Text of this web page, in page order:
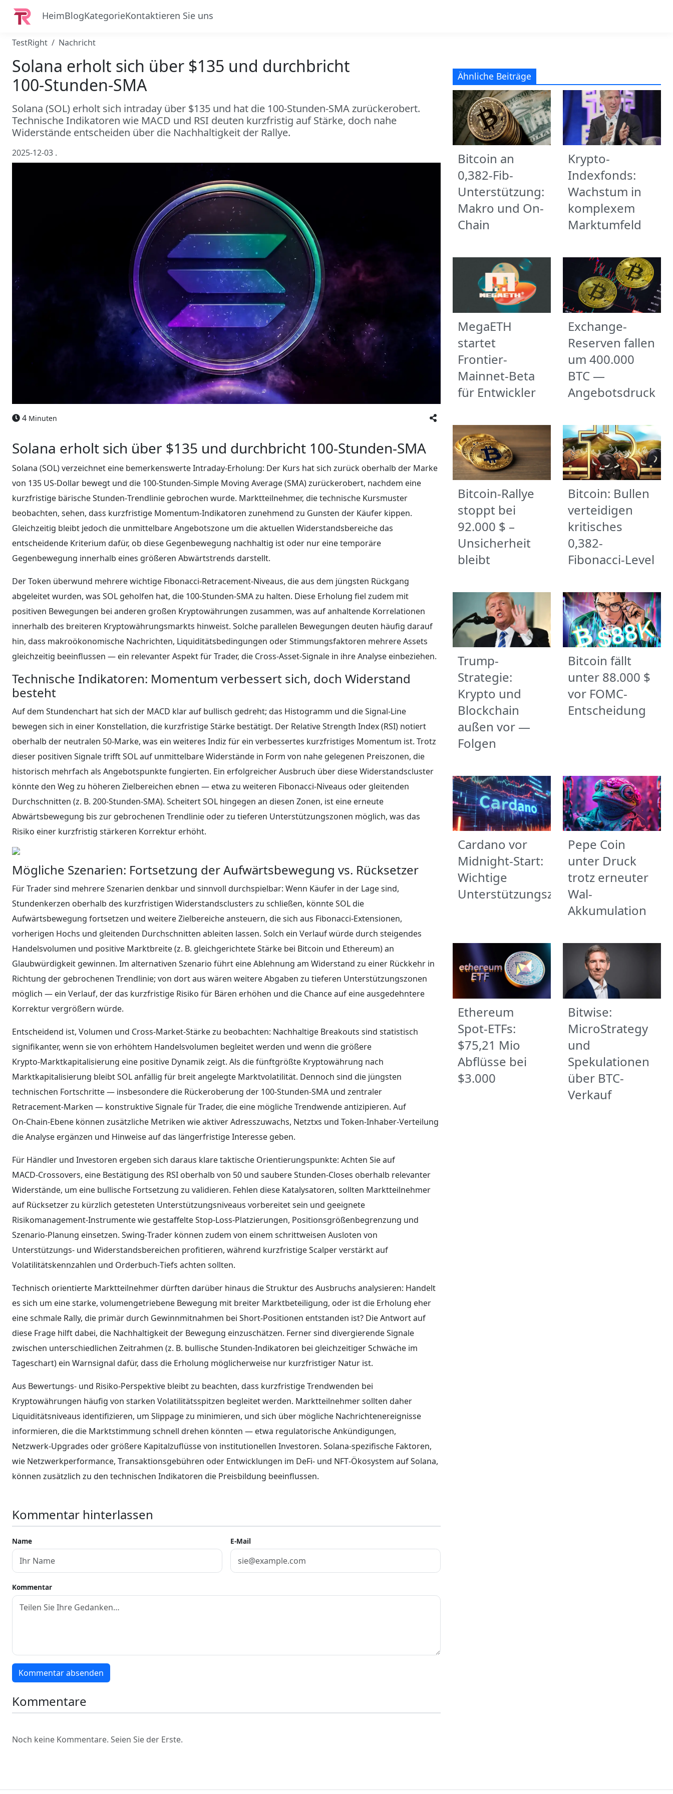
HeimBlogKategorieKontaktieren Sie uns
TestRight Nachricht
Solana erholt sich über $135 und durchbricht
100‑Stunden‑SMA
Solana (SOL) erholt sich intraday über $135 und hat die 100‑Stunden‑SMA zurückerobert.
Technische Indikatoren wie MACD und RSI deuten kurzfristig auf Stärke, doch nahe
Widerstände entscheiden über die Nachhaltigkeit der Rallye.
2025-12-03 .
4 Minuten
Solana erholt sich über $135 und durchbricht 100‑Stunden‑SMA
Solana (SOL) verzeichnet eine bemerkenswerte Intraday-Erholung: Der Kurs hat sich zurück oberhalb der Marke
von 135 US-Dollar bewegt und die 100‑Stunden‑Simple Moving Average (SMA) zurückerobert, nachdem eine
kurzfristige bärische Stunden‑Trendlinie gebrochen wurde. Marktteilnehmer, die technische Kursmuster
beobachten, sehen, dass kurzfristige Momentum‑Indikatoren zunehmend zu Gunsten der Käufer kippen.
Gleichzeitig bleibt jedoch die unmittelbare Angebotszone um die aktuellen Widerstandsbereiche das
entscheidende Kriterium dafür, ob diese Gegenbewegung nachhaltig ist oder nur eine temporäre
Gegenbewegung innerhalb eines größeren Abwärtstrends darstellt.
Der Token überwund mehrere wichtige Fibonacci‑Retracement‑Niveaus, die aus dem jüngsten Rückgang
abgeleitet wurden, was SOL geholfen hat, die 100‑Stunden‑SMA zu halten. Diese Erholung fiel zudem mit
positiven Bewegungen bei anderen großen Kryptowährungen zusammen, was auf anhaltende Korrelationen
innerhalb des breiteren Kryptowährungsmarkts hinweist. Solche parallelen Bewegungen deuten häufig darauf
hin, dass makroökonomische Nachrichten, Liquiditätsbedingungen oder Stimmungsfaktoren mehrere Assets
gleichzeitig beeinflussen — ein relevanter Aspekt für Trader, die Cross‑Asset‑Signale in ihre Analyse einbeziehen.
Technische Indikatoren: Momentum verbessert sich, doch Widerstand
besteht
Auf dem Stundenchart hat sich der MACD klar auf bullisch gedreht; das Histogramm und die Signal‑Line
bewegen sich in einer Konstellation, die kurzfristige Stärke bestätigt. Der Relative Strength Index (RSI) notiert
oberhalb der neutralen 50‑Marke, was ein weiteres Indiz für ein verbessertes kurzfristiges Momentum ist. Trotz
dieser positiven Signale trifft SOL auf unmittelbare Widerstände in Form von nahe gelegenen Preiszonen, die
historisch mehrfach als Angebotspunkte fungierten. Ein erfolgreicher Ausbruch über diese Widerstandscluster
könnte den Weg zu höheren Zielbereichen ebnen — etwa zu weiteren Fibonacci‑Niveaus oder gleitenden
Durchschnitten (z. B. 200‑Stunden‑SMA). Scheitert SOL hingegen an diesen Zonen, ist eine erneute
Abwärtsbewegung bis zur gebrochenen Trendlinie oder zu tieferen Unterstützungszonen möglich, was das
Risiko einer kurzfristig stärkeren Korrektur erhöht.
Mögliche Szenarien: Fortsetzung der Aufwärtsbewegung vs. Rücksetzer
Für Trader sind mehrere Szenarien denkbar und sinnvoll durchspielbar: Wenn Käufer in der Lage sind,
Stundenkerzen oberhalb des kurzfristigen Widerstandsclusters zu schließen, könnte SOL die
Aufwärtsbewegung fortsetzen und weitere Zielbereiche ansteuern, die sich aus Fibonacci‑Extensionen,
vorherigen Hochs und gleitenden Durchschnitten ableiten lassen. Solch ein Verlauf würde durch steigendes
Handelsvolumen und positive Marktbreite (z. B. gleichgerichtete Stärke bei Bitcoin und Ethereum) an
Glaubwürdigkeit gewinnen. Im alternativen Szenario führt eine Ablehnung am Widerstand zu einer Rückkehr in
Richtung der gebrochenen Trendlinie; von dort aus wären weitere Abgaben zu tieferen Unterstützungszonen
möglich — ein Verlauf, der das kurzfristige Risiko für Bären erhöhen und die Chance auf eine ausgedehntere
Korrektur vergrößern würde.
Entscheidend ist, Volumen und Cross‑Market‑Stärke zu beobachten: Nachhaltige Breakouts sind statistisch
signifikanter, wenn sie von erhöhtem Handelsvolumen begleitet werden und wenn die größere
Krypto‑Marktkapitalisierung eine positive Dynamik zeigt. Als die fünftgrößte Kryptowährung nach
Marktkapitalisierung bleibt SOL anfällig für breit angelegte Marktvolatilität. Dennoch sind die jüngsten
technischen Fortschritte — insbesondere die Rückeroberung der 100‑Stunden‑SMA und zentraler
Retracement‑Marken — konstruktive Signale für Trader, die eine mögliche Trendwende antizipieren. Auf
On‑Chain‑Ebene können zusätzliche Metriken wie aktiver Adresszuwachs, Netztxs und Token‑Inhaber‑Verteilung
die Analyse ergänzen und Hinweise auf das längerfristige Interesse geben.
Für Händler und Investoren ergeben sich daraus klare taktische Orientierungspunkte: Achten Sie auf
MACD‑Crossovers, eine Bestätigung des RSI oberhalb von 50 und saubere Stunden‑Closes oberhalb relevanter
Widerstände, um eine bullische Fortsetzung zu validieren. Fehlen diese Katalysatoren, sollten Marktteilnehmer
auf Rücksetzer zu kürzlich getesteten Unterstützungsniveaus vorbereitet sein und geeignete
Risikomanagement‑Instrumente wie gestaffelte Stop‑Loss‑Platzierungen, Positionsgrößenbegrenzung und
Szenario‑Planung einsetzen. Swing‑Trader können zudem von einem schrittweisen Ausloten von
Unterstützungs‑ und Widerstandsbereichen profitieren, während kurzfristige Scalper verstärkt auf
Volatilitätskennzahlen und Orderbuch‑Tiefs achten sollten.
Technisch orientierte Marktteilnehmer dürften darüber hinaus die Struktur des Ausbruchs analysieren: Handelt
es sich um eine starke, volumengetriebene Bewegung mit breiter Marktbeteiligung, oder ist die Erholung eher
eine schmale Rally, die primär durch Gewinnmitnahmen bei Short‑Positionen entstanden ist? Die Antwort auf
diese Frage hilft dabei, die Nachhaltigkeit der Bewegung einzuschätzen. Ferner sind divergierende Signale
zwischen unterschiedlichen Zeitrahmen (z. B. bullische Stunden‑Indikatoren bei gleichzeitiger Schwäche im
Tageschart) ein Warnsignal dafür, dass die Erholung möglicherweise nur kurzfristiger Natur ist.
Aus Bewertungs‑ und Risiko‑Perspektive bleibt zu beachten, dass kurzfristige Trendwenden bei
Kryptowährungen häufig von starken Volatilitätsspitzen begleitet werden. Marktteilnehmer sollten daher
Liquiditätsniveaus identifizieren, um Slippage zu minimieren, und sich über mögliche Nachrichtenereignisse
informieren, die die Marktstimmung schnell drehen könnten — etwa regulatorische Ankündigungen,
Netzwerk‑Upgrades oder größere Kapitalzuflüsse von institutionellen Investoren. Solana‑spezifische Faktoren,
wie Netzwerkperformance, Transaktionsgebühren oder Entwicklungen im DeFi‑ und NFT‑Ökosystem auf Solana,
können zusätzlich zu den technischen Indikatoren die Preisbildung beeinflussen.
Kommentar hinterlassen
Name E-Mail
Kommentar
Kommentar absenden
Kommentare
Noch keine Kommentare. Seien Sie der Erste.
Ähnliche Beiträge
Bitcoin an
0,382-Fib-
Unterstützung:
Makro und On-
Chain
Krypto-
Indexfonds:
Wachstum in
komplexem
Marktumfeld
MegaETH
startet
Frontier-
Mainnet-Beta
für Entwickler
Exchange-
Reserven fallen
um 400.000
BTC —
Angebotsdruck
Bitcoin-Rallye
stoppt bei
92.000 $ –
Unsicherheit
bleibt
Bitcoin: Bullen
verteidigen
kritisches
0,382-
Fibonacci-Level
Trump-
Strategie:
Krypto und
Blockchain
außen vor —
Folgen
Bitcoin fällt
unter 88.000 $
vor FOMC-
Entscheidung
Cardano vor
Midnight-Start:
Wichtige
Unterstützungszonen
Pepe Coin
unter Druck
trotz erneuter
Wal-
Akkumulation
Ethereum
Spot-ETFs:
$75,21 Mio
Abflüsse bei
$3.000
Bitwise:
MicroStrategy
und
Spekulationen
über BTC-
Verkauf